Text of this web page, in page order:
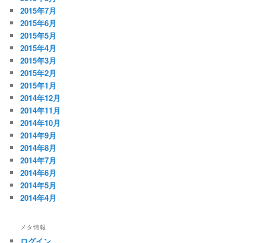
2015年7月
2015年6月
2015年5月
2015年4月
2015年3月
2015年2月
2015年1月
2014年12月
2014年11月
2014年10月
2014年9月
2014年8月
2014年7月
2014年6月
2014年5月
2014年4月
メタ情報